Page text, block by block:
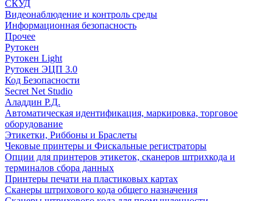
СКУД
Видеонаблюдение и контроль среды
Информационная безопасность
Прочее
Рутокен
Рутокен Light
Рутокен ЭЦП 3.0
Код Безопасности
Secret Net Studio
Аладдин Р.Д.
Автоматическая идентификация, маркировка, торговое
оборудование
Этикетки, Риббоны и Браслеты
Чековые принтеры и Фискальные регистраторы
Опции для принтеров этикеток, сканеров штрихкода и
терминалов сбора данных
Принтеры печати на пластиковых картах
Сканеры штрихового кода общего назначения